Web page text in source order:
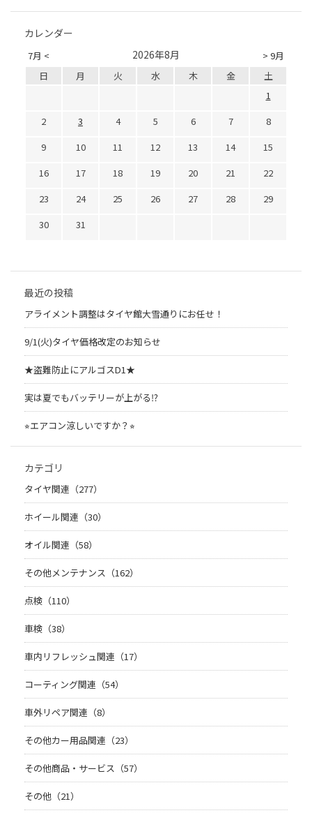
カレンダー
7月 < > 9月
2026年8月
日 月 火 水 木 金
土
1
2
3 4 5 6 7
8
9
10 11 12 13 14
15
16
17 18 19 20 21
22
23
24 25 26 27 28
29
30
31
最近の投稿
アライメント調整はタイヤ館大雪通りにお任せ！
9/1(火)タイヤ価格改定のお知らせ
★盗難防止にアルゴスD1★
実は夏でもバッテリーが上がる⁉︎
⭐︎エアコン涼しいですか？⭐︎
カテゴリ
タイヤ関連（277）
ホイール関連（30）
オイル関連（58）
その他メンテナンス（162）
点検（110）
車検（38）
車内リフレッシュ関連（17）
コーティング関連（54）
車外リペア関連（8）
その他カー用品関連（23）
その他商品・サービス（57）
その他（21）